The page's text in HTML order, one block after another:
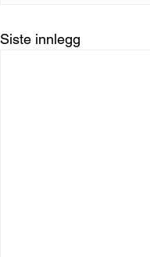
Siste innlegg